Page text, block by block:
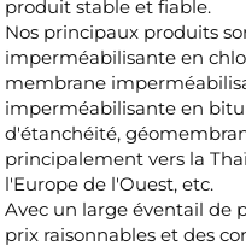
produit stable et fiable.
Nos principaux produits
imperméabilisante en
membrane
imperméabilisante en
d'étanchéité,
principalement vers la
l'Europe de l'Ouest, etc.
Avec un large éventail de
prix raisonnables et des